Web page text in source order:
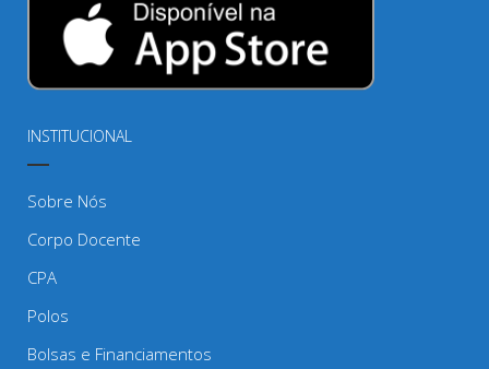
INSTITUCIONAL
Sobre Nós
Corpo Docente
CPA
Polos
Bolsas e Financiamentos